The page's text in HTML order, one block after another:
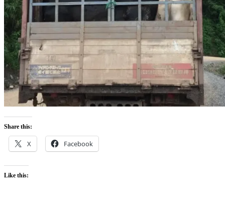
Share this:
X Facebook
Like this: